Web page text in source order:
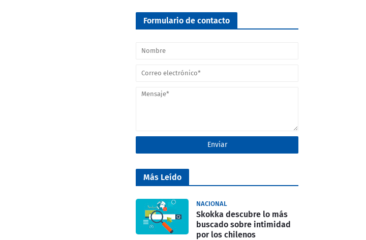
Formulario de contacto
Más Leído
NACIONAL
Skokka descubre lo más
buscado sobre intimidad
por los chilenos